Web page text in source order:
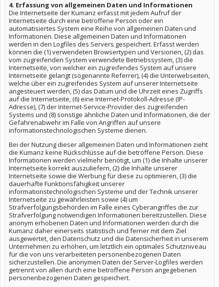
4. Erfassung von allgemeinen Daten und Informationen
Die Internetseite der Kumanz erfasst mit jedem Aufruf der
Internetseite durch eine betroffene Person oder ein
automatisiertes System eine Reihe von allgemeinen Daten und
Informationen. Diese allgemeinen Daten und Informationen
werden in den Logfiles des Servers gespeichert. Erfasst werden
können die (1) verwendeten Browsertypen und Versionen, (2) das
vom zugreifenden System verwendete Betriebssystem, (3) die
Internetseite, von welcher ein zugreifendes System auf unsere
Internetseite gelangt (sogenannte Referrer), (4) die Unterwebseiten,
welche über ein zugreifendes System auf unserer Internetseite
angesteuert werden, (5) das Datum und die Uhrzeit eines Zugriffs
auf die Internetseite, (6) eine Internet-Protokoll-Adresse (IP-
Adresse), (7) der Internet-Service-Provider des zugreifenden
Systems und (8) sonstige ähnliche Daten und Informationen, die der
Gefahrenabwehr im Falle von Angriffen auf unsere
informationstechnologischen Systeme dienen.
Bei der Nutzung dieser allgemeinen Daten und Informationen zieht
die Kumanz keine Rückschlüsse auf die betroffene Person. Diese
Informationen werden vielmehr benötigt, um (1) die Inhalte unserer
Internetseite korrekt auszuliefern, (2) die Inhalte unserer
Internetseite sowie die Werbung für diese zu optimieren, (3) die
dauerhafte Funktionsfähigkeit unserer
informationstechnologischen Systeme und der Technik unserer
Internetseite zu gewährleisten sowie (4) um
Strafverfolgungsbehörden im Falle eines Cyberangriffes die zur
Strafverfolgung notwendigen Informationen bereitzustellen. Diese
anonym erhobenen Daten und Informationen werden durch die
Kumanz daher einerseits statistisch und ferner mit dem Ziel
ausgewertet, den Datenschutz und die Datensicherheit in unserem
Unternehmen zu erhöhen, um letztlich ein optimales Schutzniveau
für die von uns verarbeiteten personenbezogenen Daten
sicherzustellen. Die anonymen Daten der Server-Logfiles werden
getrennt von allen durch eine betroffene Person angegebenen
personenbezogenen Daten gespeichert.